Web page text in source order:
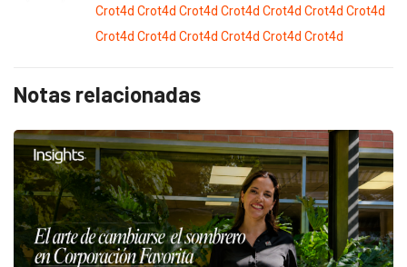
Crot4d Crot4d Crot4d Crot4d Crot4d Crot4d Crot4d
Crot4d Crot4d Crot4d Crot4d Crot4d Crot4d
Notas relacionadas